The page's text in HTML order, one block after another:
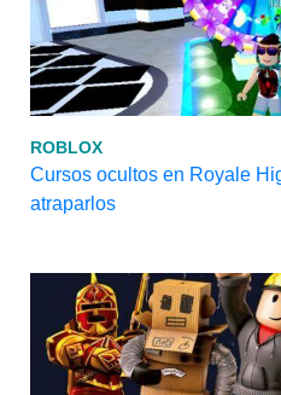
ROBLOX
Cursos ocultos en Royale
atraparlos